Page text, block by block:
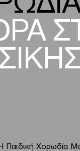
Παιδική Χορωδία